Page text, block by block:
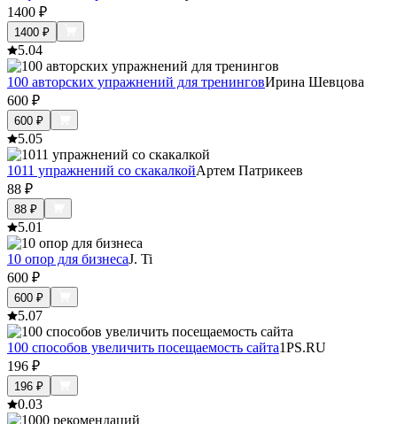
1400 ₽
1400 ₽
5.04
100 авторских упражнений для тренинговИрина Шевцова
600 ₽
600 ₽
5.05
1011 упражнений со скакалкойАртем Патрикеев
88 ₽
88 ₽
5.01
10 опор для бизнесаJ. Ti
600 ₽
600 ₽
5.07
100 способов увеличить посещаемость сайта1PS.RU
196 ₽
196 ₽
0.03